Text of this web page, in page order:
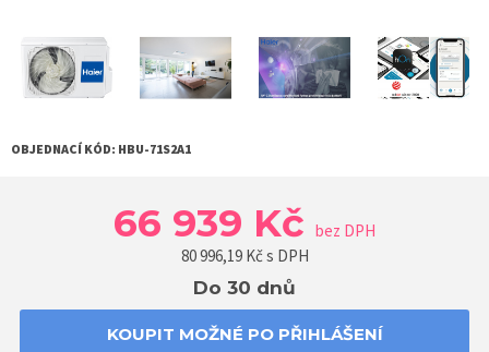
OBJEDNACÍ KÓD: HBU-71S2A1
66 939 Kč bez DPH
80 996,19Kč s DPH
Do 30 dnů
KOUPIT MOŽNÉ PO PŘIHLÁŠENÍ